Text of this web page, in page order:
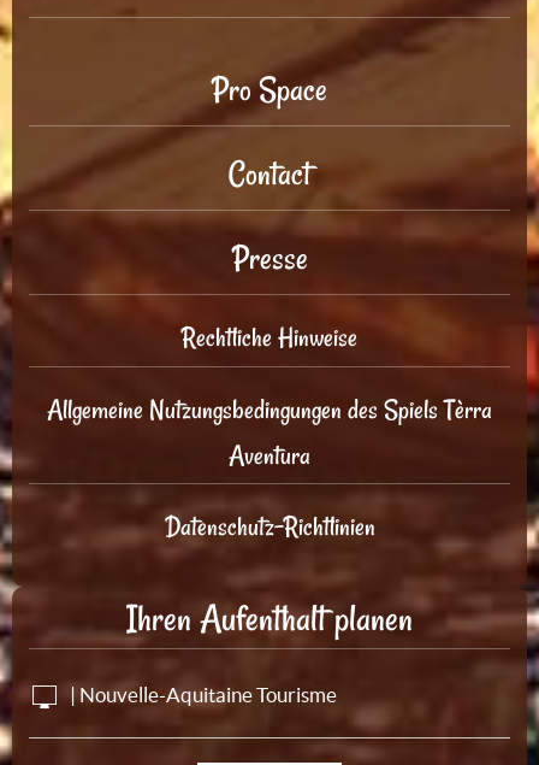
Pro Space
Contact
Presse
Rechtliche Hinweise
Allgemeine Nutzungsbedingungen des Spiels Tèrra
Aventura
Datenschutz-Richtlinien
Ihren Aufenthalt planen
| Nouvelle-Aquitaine Tourisme